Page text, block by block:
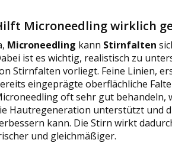
Microneedling wirklich
Microneedling kann Stirnfalten
ist es wichtig, realistisch zu
Stirnfalten vorliegt. Feine Linien,
eingeprägte oberflächliche
oft sehr gut behandeln,
Hautregeneration unterstützt und
kann. Die Stirn wirkt
und gleichmäßiger.